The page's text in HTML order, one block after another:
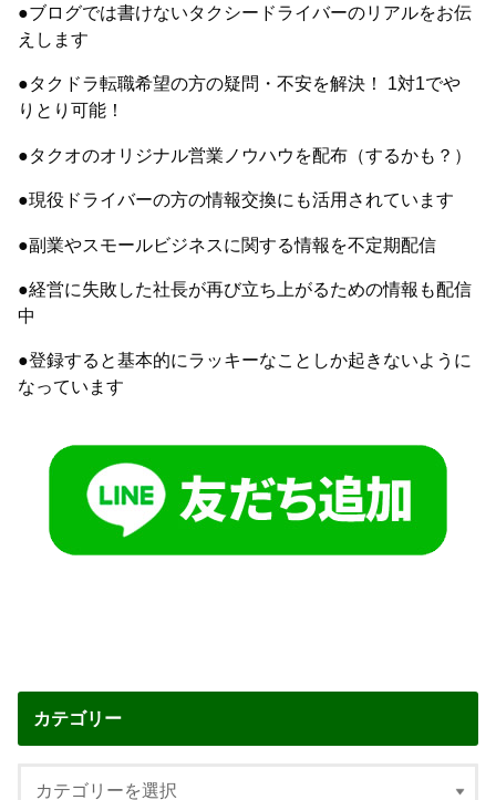
●ブログでは書けないタクシードライバーのリアルをお伝
えします
●タクドラ転職希望の方の疑問・不安を解決！ 1対1でや
りとり可能！
●タクオのオリジナル営業ノウハウを配布（するかも？）
●現役ドライバーの方の情報交換にも活用されています
●副業やスモールビジネスに関する情報を不定期配信
●経営に失敗した社長が再び立ち上がるための情報も配信
中
●登録すると基本的にラッキーなことしか起きないように
なっています
カテゴリー